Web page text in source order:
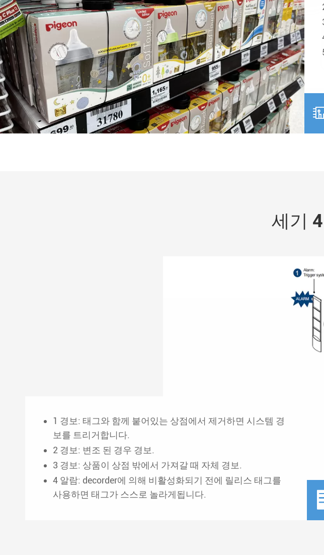
세기
1 경보: 태그와 함께 붙어있는 상점에서 제거하면 시스템 경
보를 트리거합니다.
2 경보: 변조 된 경우 경보.
3 경보: 상품이 상점 밖에서 가져갈 때 자체 경보.
4 알람: decorder에 의해 비활성화되기 전에 릴리스 태그를
사용하면 태그가 스스로 놀라게됩니다.